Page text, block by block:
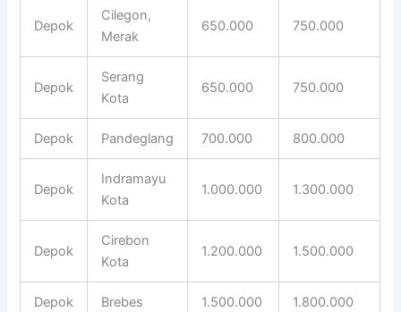
Depok
Cilegon,
Merak
650.000 750.000
Depok
Serang
Kota
650.000 750.000
Depok Pandeglang 700.000 800.000
Depok
Indramayu
Kota
1.000.000 1.300.000
Depok
Cirebon
Kota
1.200.000 1.500.000
Depok Brebes 1.500.000 1.800.000